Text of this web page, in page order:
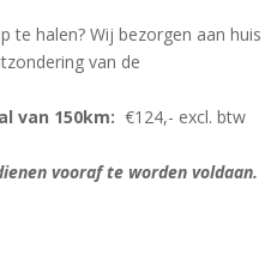
te halen? Wij bezorgen aan huis
van de
van 150km: €124,- excl. btw
vooraf te worden voldaan.